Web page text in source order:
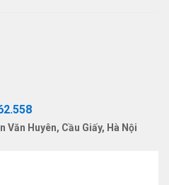
Văn Huyên, Cầu Giấy, Hà Nội